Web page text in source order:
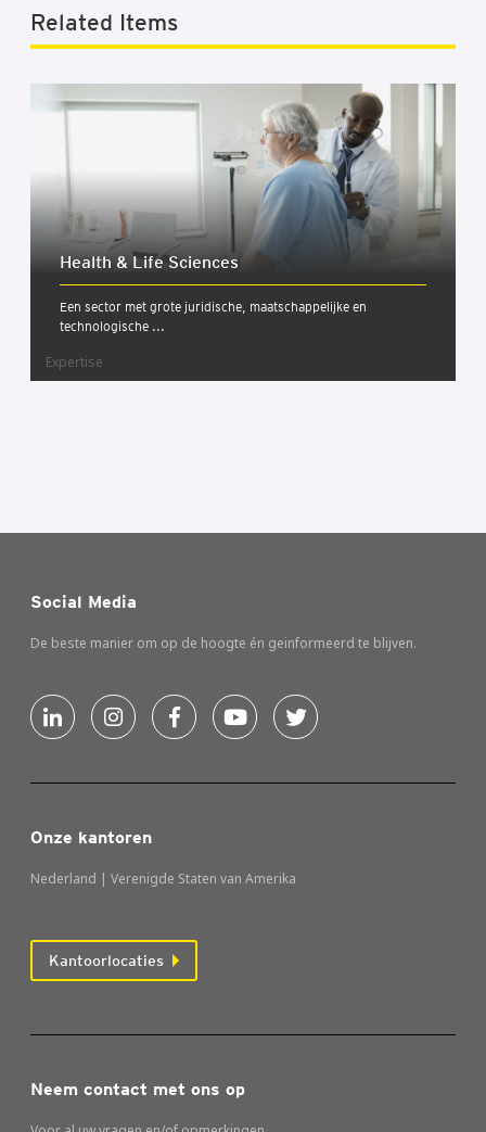
Related Items
Health & Life Sci­en­ces
Een sector met grote juridische, maatschappelijke en
technologische ...
Expertise
Onze kantoren
Nederland | Verenigde Staten van Amerika
Kantoorlocaties
Social Media
De beste manier om op de hoogte én geinformeerd te blijven.
Neem contact met ons op